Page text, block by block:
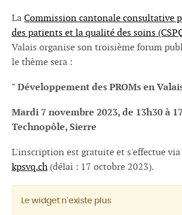
La Commission cantonale consultative
des patients et la qualité des soins
Valais organise son troisième forum
le thème sera :
" Développement des PROMs en
Mardi 7 novembre 2023, de 13h30 à
Technopôle, Sierre
L'inscription est gratuite et s'effectue via
kpsvq.ch(délai : 17 octobre 2023).
Le widget n'existe plus